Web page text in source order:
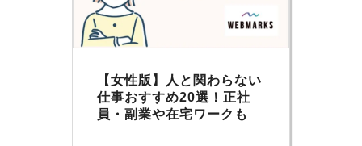
【女性版】人と関わらない
仕事おすすめ20選！正社
員・副業や在宅ワークも